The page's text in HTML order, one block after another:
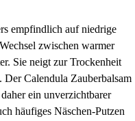
empfindlich auf niedrige
zwischen warmer
Sie neigt zur Trockenheit
Der Calendula Zauberbalsam
ein unverzichtbarer
häufiges Näschen-Putzen